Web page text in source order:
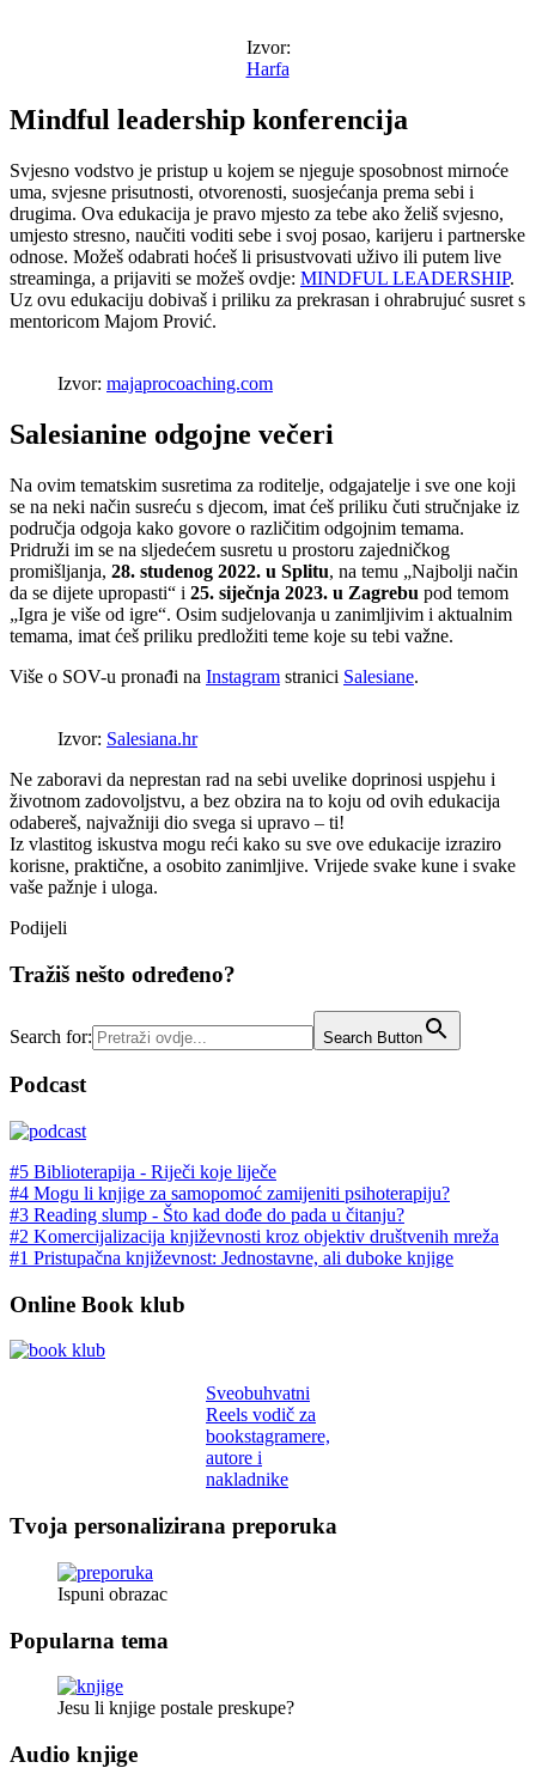
Izvor:
Harfa
Mindful leadership konferencija
Svjesno vodstvo je pristup u kojem se njeguje sposobnost mirnoće
uma, svjesne prisutnosti, otvorenosti, suosjećanja prema sebi i
drugima. Ova edukacija je pravo mjesto za tebe ako želiš svjesno,
umjesto stresno, naučiti voditi sebe i svoj posao, karijeru i partnerske
odnose. Možeš odabrati hoćeš li prisustvovati uživo ili putem live
streaminga, a prijaviti se možeš ovdje: MINDFUL LEADERSHIP.
Uz ovu edukaciju dobivaš i priliku za prekrasan i ohrabrujuć susret s
mentoricom Majom Prović.
Izvor: majaprocoaching.com
Salesianine odgojne večeri
Na ovim tematskim susretima za roditelje, odgajatelje i sve one koji
se na neki način susreću s djecom, imat ćeš priliku čuti stručnjake iz
područja odgoja kako govore o različitim odgojnim temama.
Pridruži im se na sljedećem susretu u prostoru zajedničkog
promišljanja, 28. studenog 2022. u Splitu, na temu „Najbolji način
da se dijete upropasti“ i 25. siječnja 2023. u Zagrebu pod temom
„Igra je više od igre“. Osim sudjelovanja u zanimljivim i aktualnim
temama, imat ćeš priliku predložiti teme koje su tebi važne.
Više o SOV-u pronađi na Instagram stranici Salesiane.
Izvor: Salesiana.hr
Ne zaboravi da neprestan rad na sebi uvelike doprinosi uspjehu i
životnom zadovoljstvu, a bez obzira na to koju od ovih edukacija
odabereš, najvažniji dio svega si upravo – ti!
Iz vlastitog iskustva mogu reći kako su sve ove edukacije izraziro
korisne, praktične, a osobito zanimljive. Vrijede svake kune i svake
vaše pažnje i uloga.
Podijeli
Tražiš nešto određeno?
Search for: Search Button
Podcast
#5 Biblioterapija - Riječi koje liječe
#4 Mogu li knjige za samopomoć zamijeniti psihoterapiju?
#3 Reading slump - Što kad dođe do pada u čitanju?
#2 Komercijalizacija književnosti kroz objektiv društvenih mreža
#1 Pristupačna književnost: Jednostavne, ali duboke knjige
Online Book klub
Sveobuhvatni
Reels vodič za
bookstagramere,
autore i
nakladnike
Tvoja personalizirana preporuka
Ispuni obrazac
Popularna tema
Jesu li knjige postale preskupe?
Audio knjige